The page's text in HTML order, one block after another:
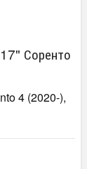
Соренто
4 (2020-),